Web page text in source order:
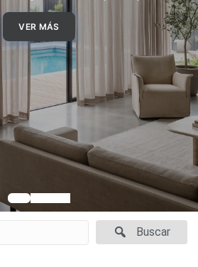
VER MÁS
VER MÁS
a través de impresión digital
VER MÁS
VER MÁS
VER MÁS
Buscar